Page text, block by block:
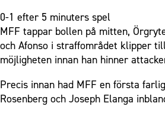
0-1 efter 5 minuters spel
MFF tappar bollen på mitten,
och Afonso i straffområdet klipper
möjligheten innan han hinner
Precis innan had MFF en första
Rosenberg och Joseph Elanga